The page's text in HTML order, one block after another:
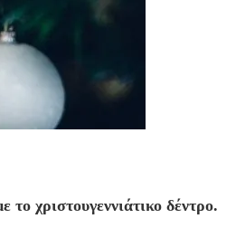
χριστουγεννιάτικο δέντρο.